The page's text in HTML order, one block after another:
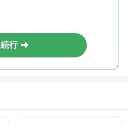
続行